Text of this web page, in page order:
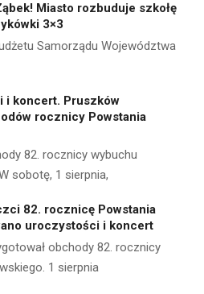
Miasto rozbuduje szkołę
3×3
Samorządu Województwa
i koncert. Pruszków
rocznicy Powstania
82. rocznicy wybuchu
sobotę, 1 sierpnia,
82. rocznicę Powstania
uroczystości i koncert
obchody 82. rocznicy
1 sierpnia